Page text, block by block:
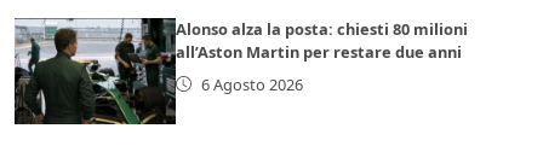
Alonso alza la posta: chiesti 80 milioni
all’Aston Martin per restare due anni
6 Agosto 2026